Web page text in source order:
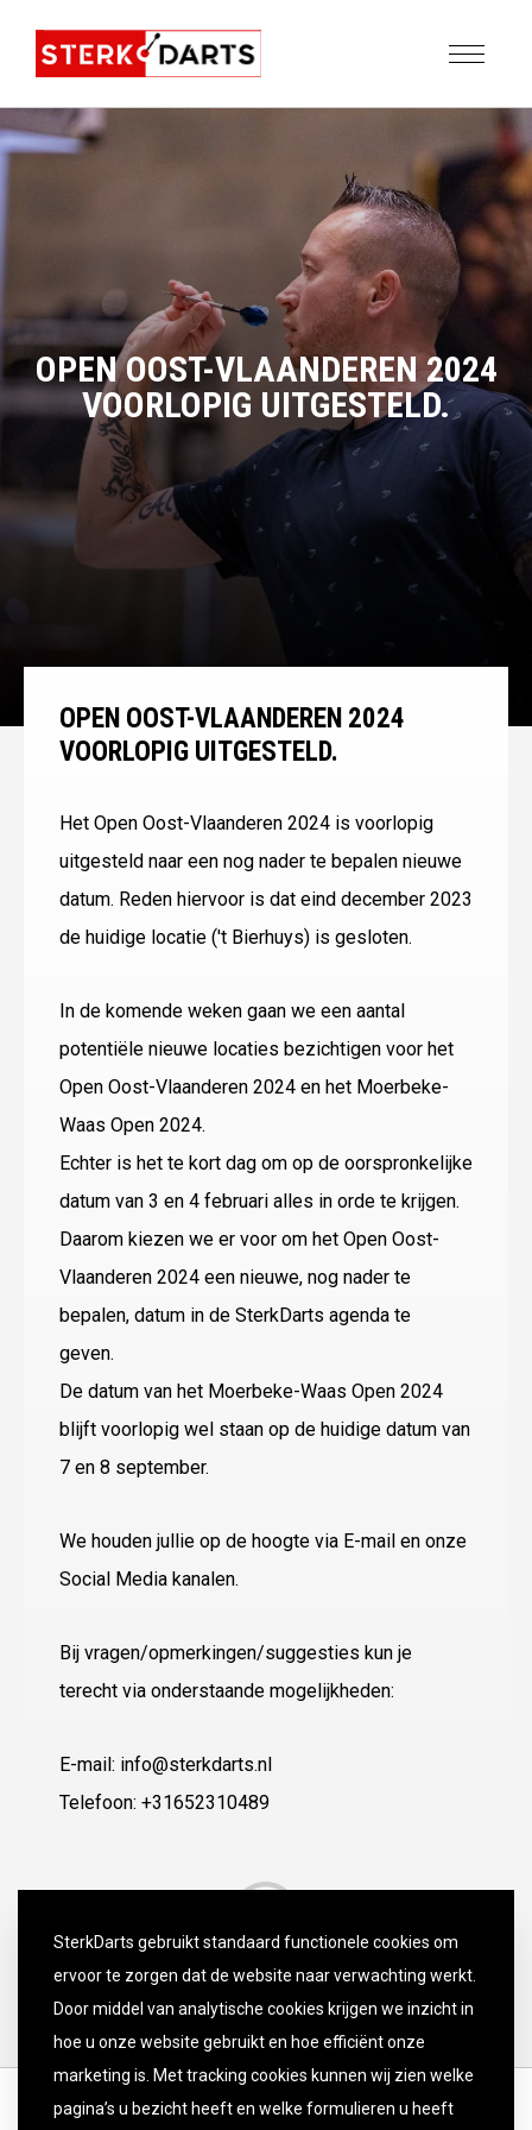
OPEN OOST-VLAANDEREN 2024
VOORLOPIG UITGESTELD.
OPEN OOST-VLAANDEREN 2024
VOORLOPIG UITGESTELD.
Het Open Oost-Vlaanderen 2024 is voorlopig
uitgesteld naar een nog nader te bepalen nieuwe
datum. Reden hiervoor is dat eind december 2023
de huidige locatie ('t Bierhuys) is gesloten.
In de komende weken gaan we een aantal
potentiële nieuwe locaties bezichtigen voor het
Open Oost-Vlaanderen 2024 en het Moerbeke-
Waas Open 2024.
Echter is het te kort dag om op de oorspronkelijke
datum van 3 en 4 februari alles in orde te krijgen.
Daarom kiezen we er voor om het Open Oost-
Vlaanderen 2024 een nieuwe, nog nader te
bepalen, datum in de SterkDarts agenda te
geven.
De datum van het Moerbeke-Waas Open 2024
blijft voorlopig wel staan op de huidige datum van
7 en 8 september.
We houden jullie op de hoogte via E-mail en onze
Social Media kanalen.
Bij vragen/opmerkingen/suggesties kun je
terecht via onderstaande mogelijkheden:
E-mail: info@sterkdarts.nl
Telefoon: +31652310489
SterkDarts gebruikt standaard functionele cookies om
ervoor te zorgen dat de website naar verwachting werkt.
Door middel van analytische cookies krijgen we inzicht in
hoe u onze website gebruikt en hoe efficiënt onze
marketing is. Met tracking cookies kunnen wij zien welke
pagina’s u bezicht heeft en welke formulieren u heeft